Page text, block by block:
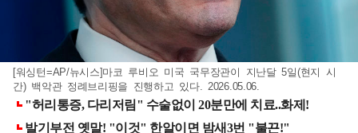
[워싱턴=AP/뉴시스]마코 루비오 미국 국무장관이 지난달 5일(현지 시
간) 백악관 정례브리핑을 진행하고 있다. 2026.05.06.